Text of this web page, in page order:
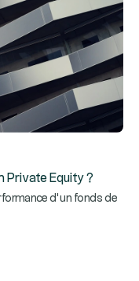
Private Equity ?
d’un fonds de